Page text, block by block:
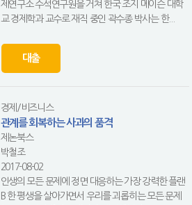
제연구소 수석연구원을 거쳐 한국 조지 메이슨 대학
교 경제학과 교수로 재직 중인 곽수종 박사는 한...
대출
경제/비즈니스
관계를 회복하는 사과의 품격
제논북스
박철조
2017-08-02
인생의 모든 문제에 정면 대응하는 가장 강력한 플랜
B 한 평생을 살아가면서 우리를 괴롭히는 모든 문제